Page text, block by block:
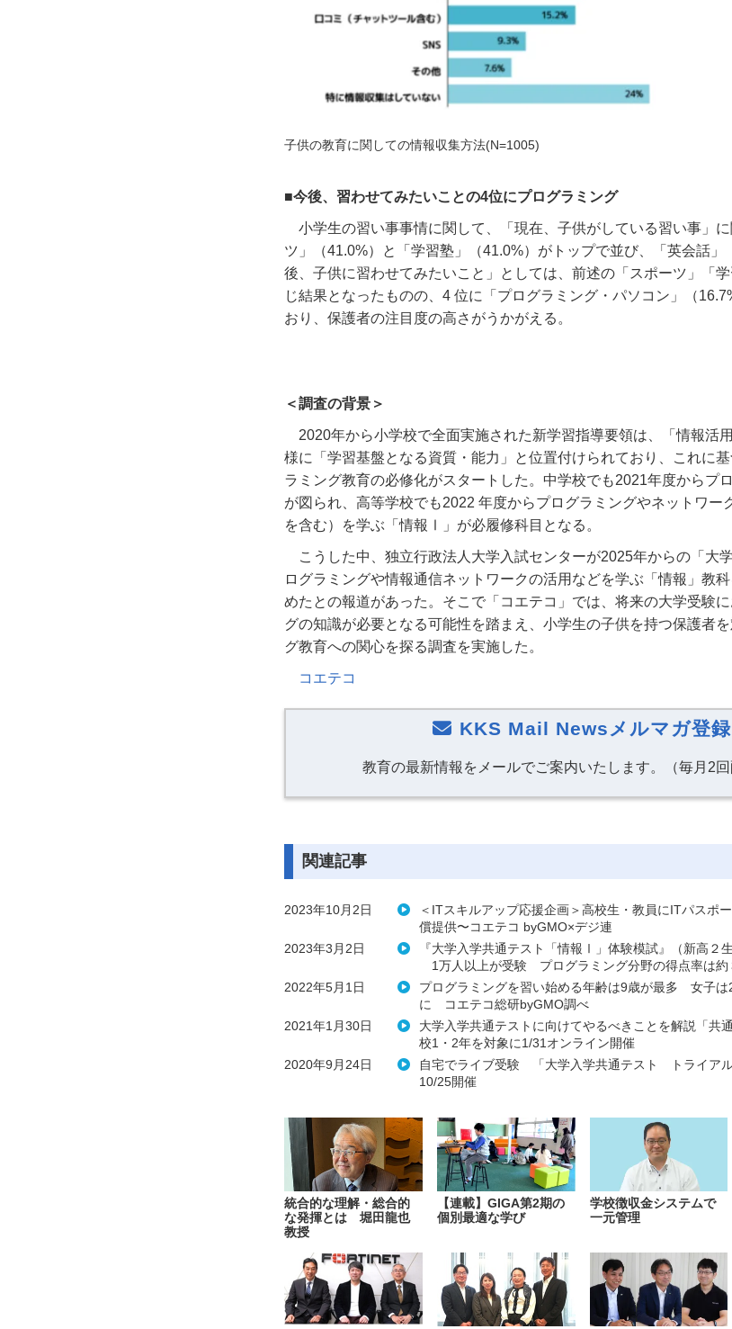
子供の教育に関しての情報収集方法(N=1005)
■今後、習わせてみたいことの4位にプログラミング
小学生の習い事事情に関して、「現在、子供がしている習い事」
ツ」（41.0%）と「学習塾」（41.0%）がトップで並び、「英会話」
後、子供に習わせてみたいこと」としては、前述の「スポーツ」「
じ結果となったものの、 4 位に「プログラミング・パソコン」（
おり、保護者の注目度の高さがうかがえる。
＜調査の背景＞
2020年から小学校で全面実施された新学習指導要領は、「情報活
様に「学習基盤となる資質・能力」と位置付けられており、これに
ラミング教育の必修化がスタートした。中学校でも2021年度からプ
が図られ、高等学校でも2022 年度からプログラミングやネットワー
を含む）を学ぶ「情報Ⅰ」が必履修科目となる。
こうした中、独立行政法人大学入試センターが2025年からの「大
ログラミングや情報通信ネットワークの活用などを学ぶ「情報」教
めたとの報道があった。そこで「コエテコ」では、将来の大学受験
グの知識が必要となる可能性を踏まえ、小学生の子供を持つ保護者
グ教育への関心を探る調査を実施した。
コエテコ
KKS Mail Newsメルマガ登録
教育の最新情報をメールでご案内いたします。（毎月2回
関連記事
2023年10月2日
＜ITスキルアップ応援企画＞高校生・教員にITパスポ
償提供〜コエテコ byGMO×デジ連
2023年3月2日
『大学入学共通テスト「情報Ⅰ」体験模試』（新高２
1万人以上が受験 プログラミング分野の得点率は約
2022年5月1日
プログラミングを習い始める年齢は9歳が最多 女子は
に コエテコ総研byGMO調べ
2021年1月30日
大学入学共通テストに向けてやるべきことを解説「共
校1・2年を対象に1/31オンライン開催
2020年9月24日
自宅でライブ受験 「大学入学共通テスト トライ
10/25開催
統合的な理解・総合的
な発揮とは 堀田龍也
教授
【連載】GIGA第2期の
個別最適な学び
学校徴収金システムで
一元管理